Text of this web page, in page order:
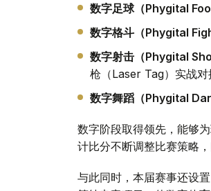
数字足球（Phygital
数字格斗（Phygital
数字射击（Phygital
枪（Laser Tag）实战对
数字舞蹈（Phygital
数字阶段取得领先，能够
计比分不断调整比赛策略
与此同时，本届赛事还设